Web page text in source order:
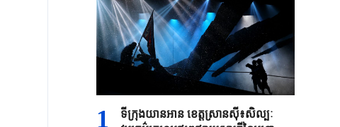
1
ទីក្រុង​យានអាន ​ខេត្តស្រានស៊ី៖​សិល្បៈ